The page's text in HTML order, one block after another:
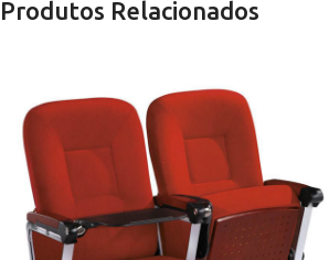
Produtos Relacionados